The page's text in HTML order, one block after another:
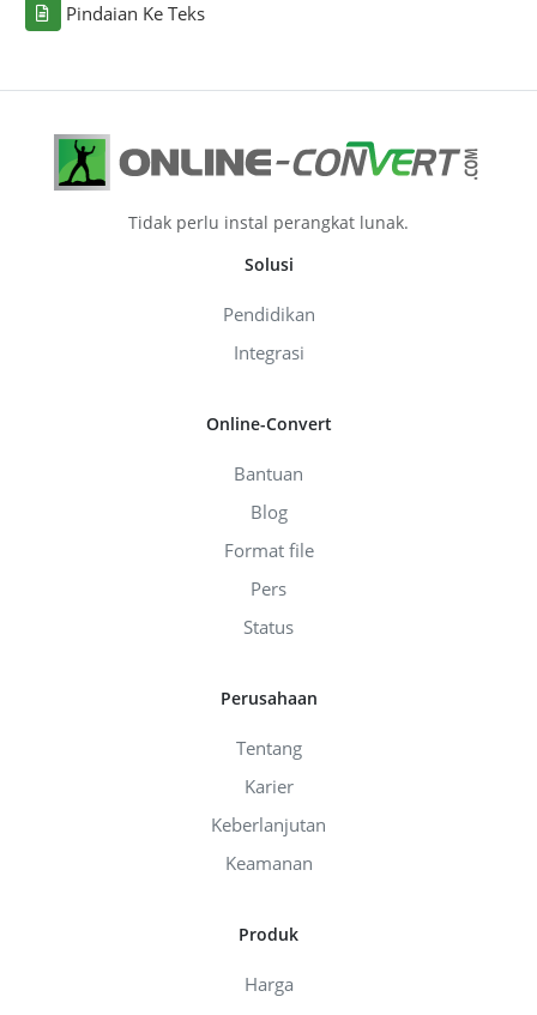
Pindaian Ke Teks
Tidak perlu instal perangkat lunak.
Solusi
Pendidikan
Integrasi
Online-Convert
Bantuan
Blog
Format file
Pers
Status
Perusahaan
Tentang
Karier
Keberlanjutan
Keamanan
Produk
Harga